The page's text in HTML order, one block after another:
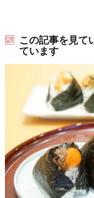
この記事を見て
ています